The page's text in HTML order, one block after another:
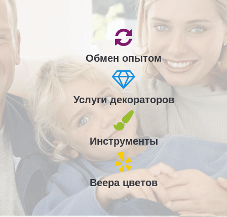
Обмен опытом
Услуги декораторов
Инструменты
Веера цветов